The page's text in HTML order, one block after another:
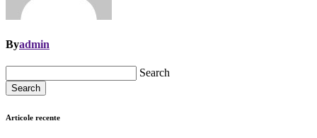
Byadmin
Search
Search
Articole recente